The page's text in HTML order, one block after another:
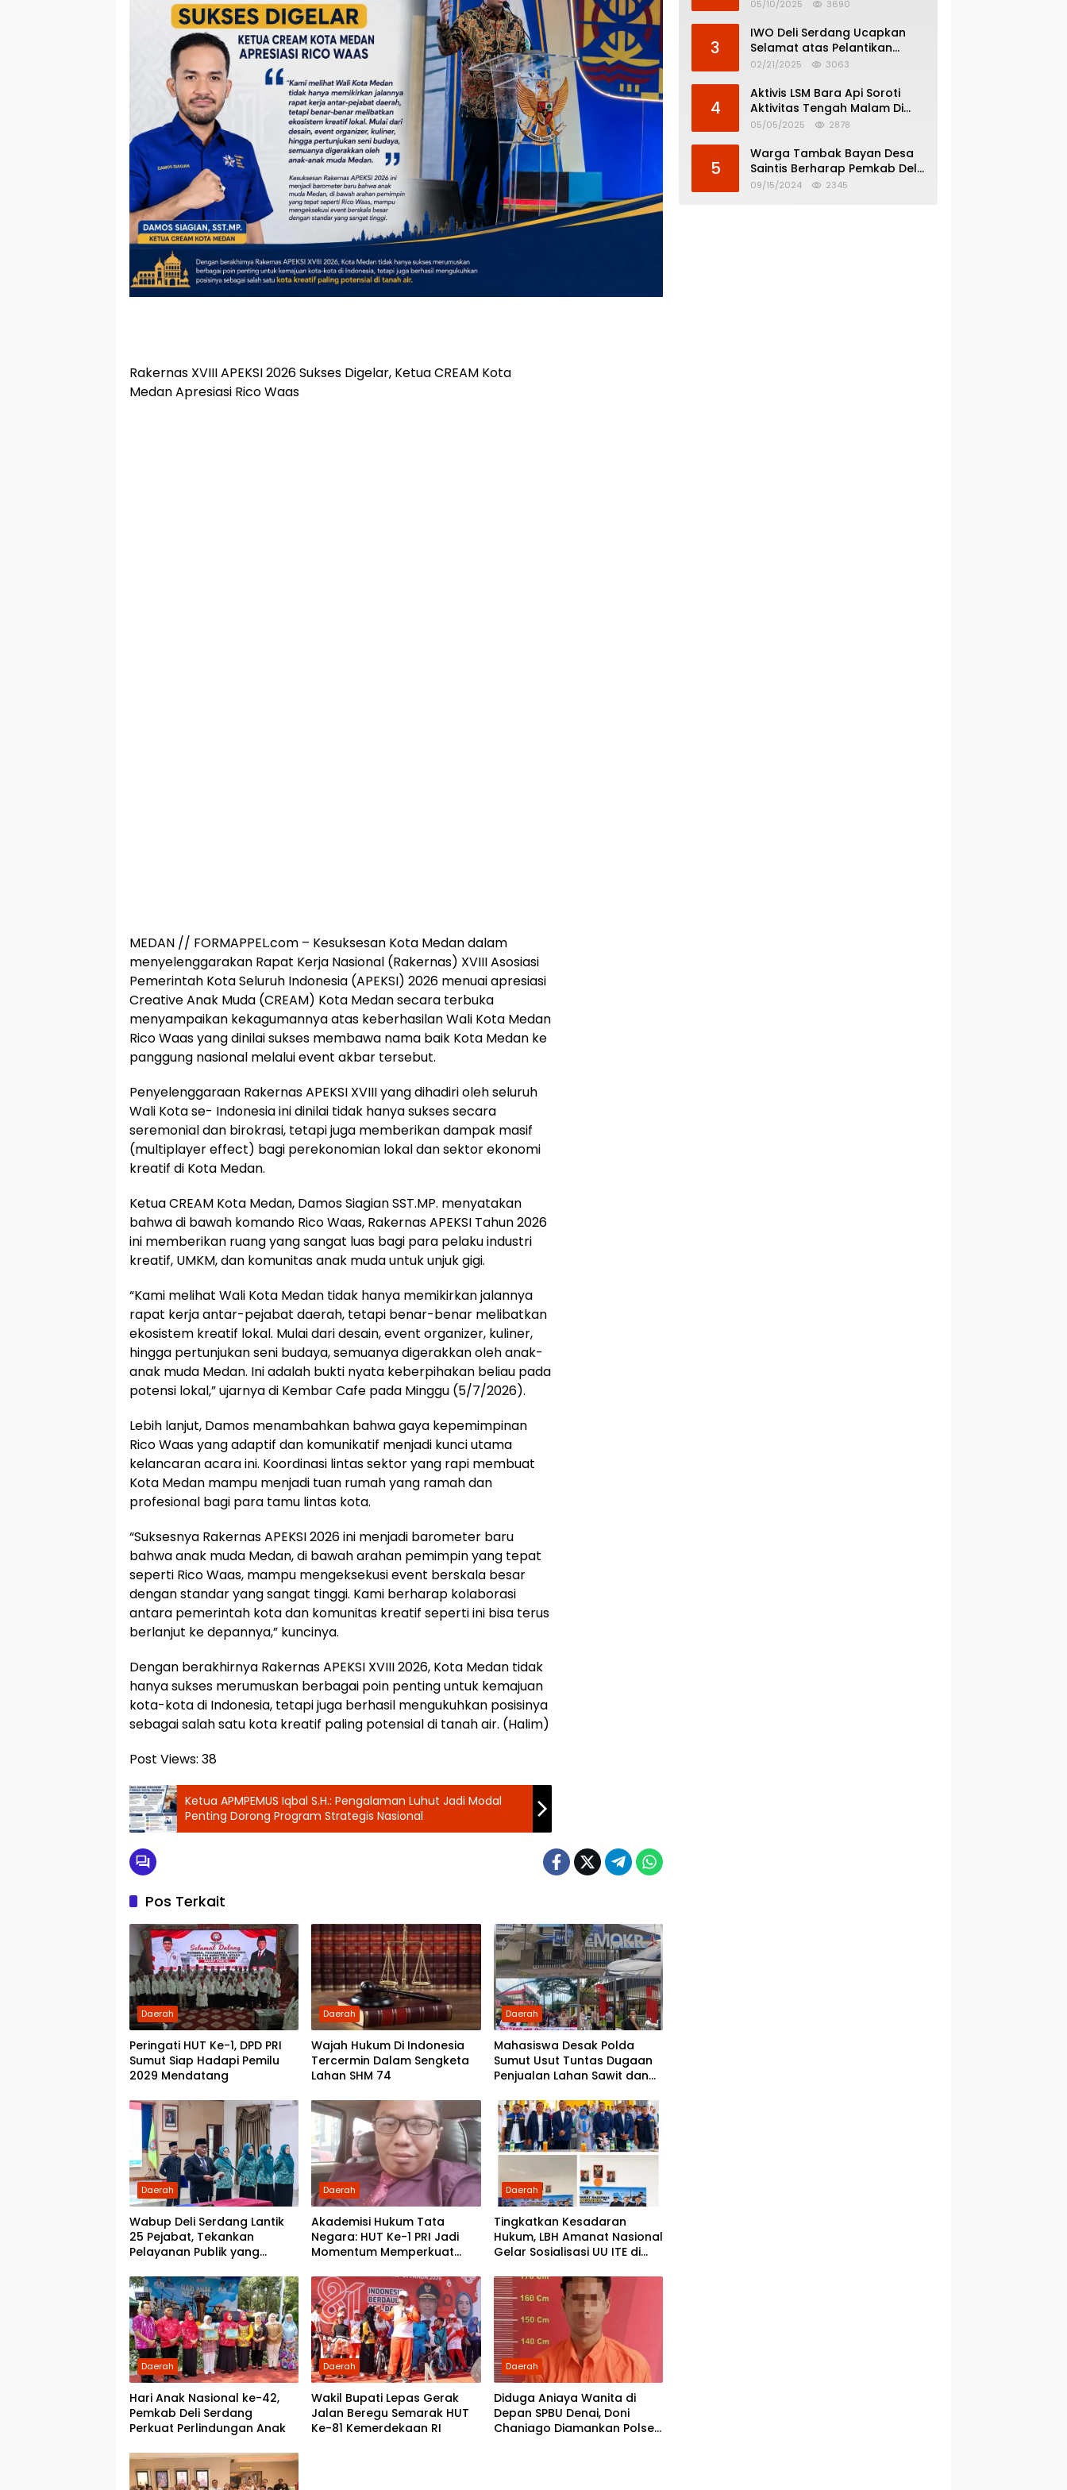
Rakernas XVIII APEKSI 2026 Sukses Digelar, Ketua CREAM Kota
Medan Apresiasi Rico Waas
MEDAN // FORMAPPEL.com – Kesuksesan Kota Medan dalam
menyelenggarakan Rapat Kerja Nasional (Rakernas) XVIII Asosiasi
Pemerintah Kota Seluruh Indonesia (APEKSI) 2026 menuai apresiasi
Creative Anak Muda (CREAM) Kota Medan secara terbuka
menyampaikan kekagumannya atas keberhasilan Wali Kota Medan
Rico Waas yang dinilai sukses membawa nama baik Kota Medan ke
panggung nasional melalui event akbar tersebut.
Penyelenggaraan Rakernas APEKSI XVIII yang dihadiri oleh seluruh
Wali Kota se- Indonesia ini dinilai tidak hanya sukses secara
seremonial dan birokrasi, tetapi juga memberikan dampak masif
(multiplayer effect) bagi perekonomian lokal dan sektor ekonomi
kreatif di Kota Medan.
Ketua CREAM Kota Medan, Damos Siagian SST.MP. menyatakan
bahwa di bawah komando Rico Waas, Rakernas APEKSI Tahun 2026
ini memberikan ruang yang sangat luas bagi para pelaku industri
kreatif, UMKM, dan komunitas anak muda untuk unjuk gigi.
“Kami melihat Wali Kota Medan tidak hanya memikirkan jalannya
rapat kerja antar-pejabat daerah, tetapi benar-benar melibatkan
ekosistem kreatif lokal. Mulai dari desain, event organizer, kuliner,
hingga pertunjukan seni budaya, semuanya digerakkan oleh anak-
anak muda Medan. Ini adalah bukti nyata keberpihakan beliau pada
potensi lokal,” ujarnya di Kembar Cafe pada Minggu (5/7/2026).
Lebih lanjut, Damos menambahkan bahwa gaya kepemimpinan
Rico Waas yang adaptif dan komunikatif menjadi kunci utama
kelancaran acara ini. Koordinasi lintas sektor yang rapi membuat
Kota Medan mampu menjadi tuan rumah yang ramah dan
profesional bagi para tamu lintas kota.
“Suksesnya Rakernas APEKSI 2026 ini menjadi barometer baru
bahwa anak muda Medan, di bawah arahan pemimpin yang tepat
seperti Rico Waas, mampu mengeksekusi event berskala besar
dengan standar yang sangat tinggi. Kami berharap kolaborasi
antara pemerintah kota dan komunitas kreatif seperti ini bisa terus
berlanjut ke depannya,” kuncinya.
Dengan berakhirnya Rakernas APEKSI XVIII 2026, Kota Medan tidak
hanya sukses merumuskan berbagai poin penting untuk kemajuan
kota-kota di Indonesia, tetapi juga berhasil mengukuhkan posisinya
sebagai salah satu kota kreatif paling potensial di tanah air. (Halim)
Post Views: 38
Ketua APMPEMUS Iqbal S.H.: Pengalaman Luhut Jadi Modal
Penting Dorong Program Strategis Nasional
Pos Terkait
Daerah
Peringati HUT Ke-1, DPD PRI
Sumut Siap Hadapi Pemilu
2029 Mendatang
Daerah
Wajah Hukum Di Indonesia
Tercermin Dalam Sengketa
Lahan SHM 74
Daerah
Mahasiswa Desak Polda
Sumut Usut Tuntas Dugaan
Penjualan Lahan Sawit dan
Partai Demokrat Sumut
Daerah
Wabup Deli Serdang Lantik
25 Pejabat, Tekankan
Pelayanan Publik yang
Daerah
Akademisi Hukum Tata
Negara: HUT Ke-1 PRI Jadi
Momentum Memperkuat
kepada Rakyat
Daerah
Tingkatkan Kesadaran
Hukum, LBH Amanat Nasional
Gelar Sosialisasi UU ITE di
Daerah
Hari Anak Nasional ke-42,
Pemkab Deli Serdang
Perkuat Perlindungan Anak
Daerah
Wakil Bupati Lepas Gerak
Jalan Beregu Semarak HUT
Ke-81 Kemerdekaan RI
Daerah
Diduga Aniaya Wanita di
Depan SPBU Denai, Doni
Chaniago Diamankan Polsek
05/10/2025 3690
3
IWO Deli Serdang Ucapkan
Selamat atas Pelantikan
Bupati dan Wakil Bupati Deli
02/21/2025 3063
4
Aktivis LSM Bara Api Soroti
Aktivitas Tengah Malam Di
SPBU 14.213.228 Bandar Tinggi
05/05/2025 2878
5
Warga Tambak Bayan Desa
Saintis Berharap Pemkab Deli
Serdang Atasi Banjir
09/15/2024 2345